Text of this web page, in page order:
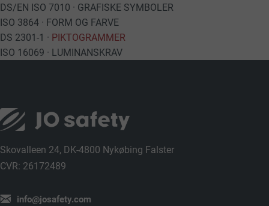
DS/EN ISO 7010 · GRAFISKE SYMBOLER
ISO 3864 · FORM OG FARVE
DS 2301-1 · PIKTOGRAMMER
ISO 16069 · LUMINANSKRAV
Skovalleen 24, DK-4800 Nykøbing Falster
CVR: 26172489
info@josafety.com